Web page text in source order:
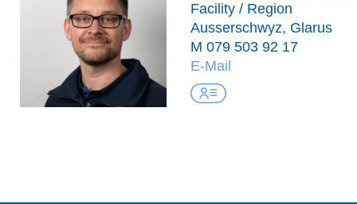
Facility / Region
Ausserschwyz, Glarus
M 079 503 92 17
E-Mail